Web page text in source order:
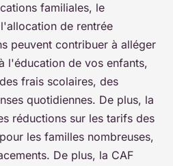
familiales, le
de rentrée
peuvent contribuer à alléger
l'éducation de vos enfants,
frais scolaires, des
quotidiennes. De plus, la
réductions sur les tarifs des
les familles nombreuses,
De plus, la CAF